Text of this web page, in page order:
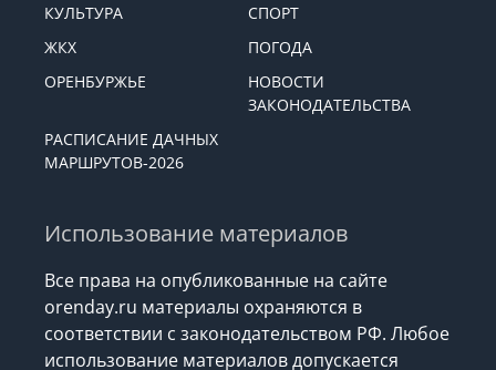
КУЛЬТУРА
СПОРТ
ЖКХ
ПОГОДА
ОРЕНБУРЖЬЕ
НОВОСТИ
ЗАКОНОДАТЕЛЬСТВА
РАСПИСАНИЕ ДАЧНЫХ
МАРШРУТОВ-2026
Использование материалов
Все права на опубликованные на сайте
orenday.ru материалы охраняются в
соответствии с законодательством РФ. Любое
использование материалов допускается